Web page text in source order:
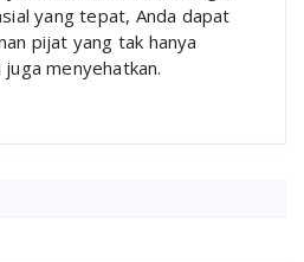
yang tepat, Anda dapat
pijat yang tak hanya
menyehatkan.